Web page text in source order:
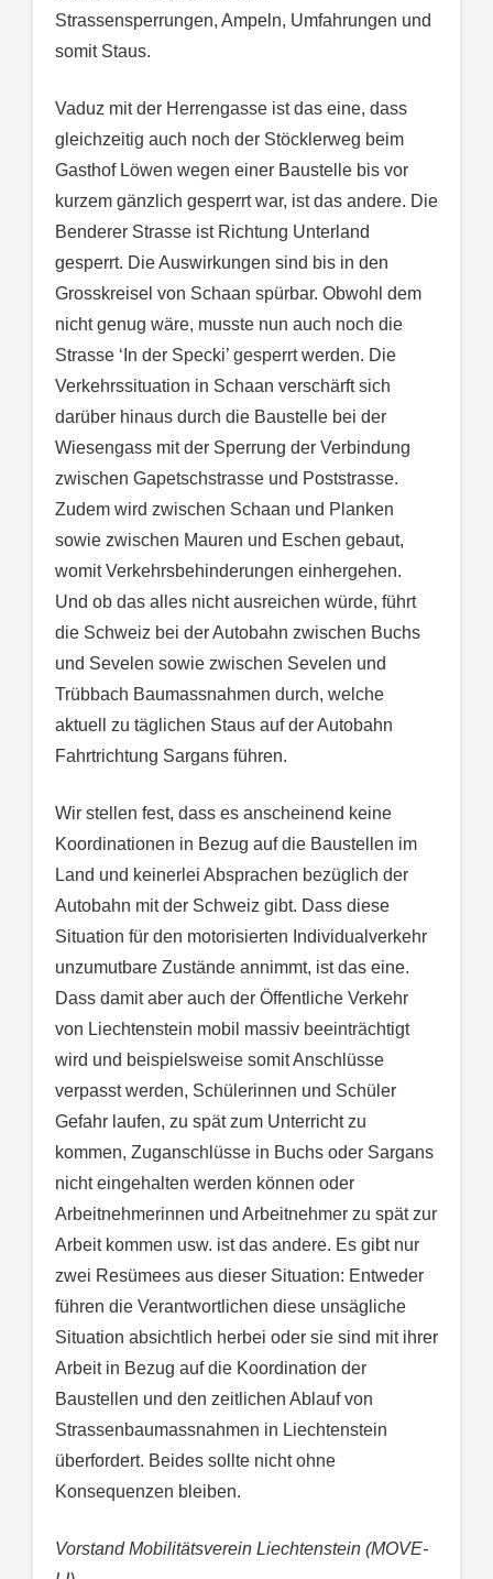
Strassensperrungen, Ampeln, Umfahrungen und
somit Staus.
Vaduz mit der Herrengasse ist das eine, dass
gleichzeitig auch noch der Stöcklerweg beim
Gasthof Löwen wegen einer Baustelle bis vor
kurzem gänzlich gesperrt war, ist das andere. Die
Benderer Strasse ist Richtung Unterland
gesperrt. Die Auswirkungen sind bis in den
Grosskreisel von Schaan spürbar. Obwohl dem
nicht genug wäre, musste nun auch noch die
Strasse ‘In der Specki’ gesperrt werden. Die
Verkehrssituation in Schaan verschärft sich
darüber hinaus durch die Baustelle bei der
Wiesengass mit der Sperrung der Verbindung
zwischen Gapetschstrasse und Poststrasse.
Zudem wird zwischen Schaan und Planken
sowie zwischen Mauren und Eschen gebaut,
womit Verkehrsbehinderungen einhergehen.
Und ob das alles nicht ausreichen würde, führt
die Schweiz bei der Autobahn zwischen Buchs
und Sevelen sowie zwischen Sevelen und
Trübbach Baumassnahmen durch, welche
aktuell zu täglichen Staus auf der Autobahn
Fahrtrichtung Sargans führen.
Wir stellen fest, dass es anscheinend keine
Koordinationen in Bezug auf die Baustellen im
Land und keinerlei Absprachen bezüglich der
Autobahn mit der Schweiz gibt. Dass diese
Situation für den motorisierten Individualverkehr
unzumutbare Zustände annimmt, ist das eine.
Dass damit aber auch der Öffentliche Verkehr
von Liechtenstein mobil massiv beeinträchtigt
wird und beispielsweise somit Anschlüsse
verpasst werden, Schülerinnen und Schüler
Gefahr laufen, zu spät zum Unterricht zu
kommen, Zuganschlüsse in Buchs oder Sargans
nicht eingehalten werden können oder
Arbeitnehmerinnen und Arbeitnehmer zu spät zur
Arbeit kommen usw. ist das andere. Es gibt nur
zwei Resümees aus dieser Situation: Entweder
führen die Verantwortlichen diese unsägliche
Situation absichtlich herbei oder sie sind mit ihrer
Arbeit in Bezug auf die Koordination der
Baustellen und den zeitlichen Ablauf von
Strassenbaumassnahmen in Liechtenstein
überfordert. Beides sollte nicht ohne
Konsequenzen bleiben.
Vorstand Mobilitätsverein Liechtenstein (MOVE-